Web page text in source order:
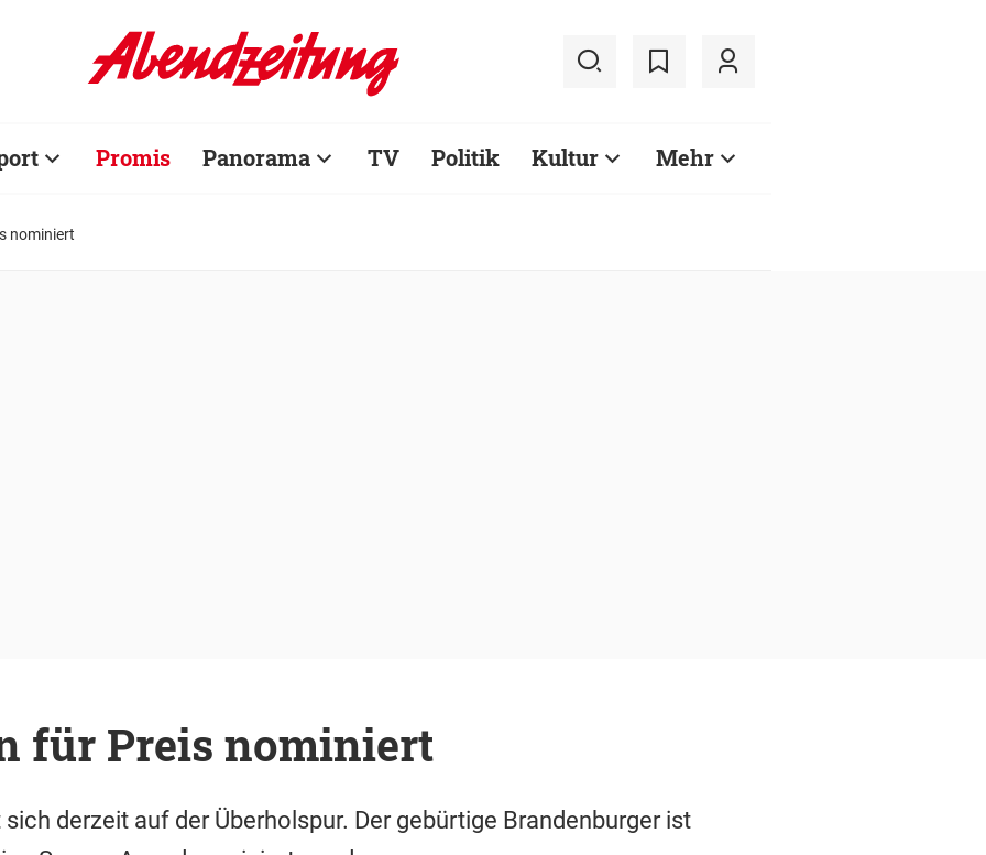
Promis Panorama TV Politik Kultur Mehr
nominiert
für Preis nominiert
derzeit auf der Überholspur. Der gebürtige Brandenburger ist